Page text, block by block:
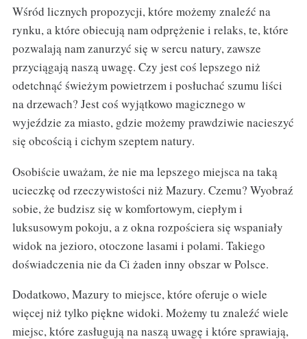
Wśród licznych propozycji, które możemy znaleźć na
rynku, a które obiecują nam odprężenie i relaks, te, które
pozwalają nam zanurzyć się w sercu natury, zawsze
przyciągają naszą uwagę. Czy jest coś lepszego niż
odetchnąć świeżym powietrzem i posłuchać szumu liści
na drzewach? Jest coś wyjątkowo magicznego w
wyjeździe za miasto, gdzie możemy prawdziwie nacieszyć
się obcością i cichym szeptem natury.
Osobiście uważam, że nie ma lepszego miejsca na taką
ucieczkę od rzeczywistości niż Mazury. Czemu? Wyobraź
sobie, że budzisz się w komfortowym, ciepłym i
luksusowym pokoju, a z okna rozpościera się wspaniały
widok na jezioro, otoczone lasami i polami. Takiego
doświadczenia nie da Ci żaden inny obszar w Polsce.
Dodatkowo, Mazury to miejsce, które oferuje o wiele
więcej niż tylko piękne widoki. Możemy tu znaleźć wiele
miejsc, które zasługują na naszą uwagę i które sprawiają,